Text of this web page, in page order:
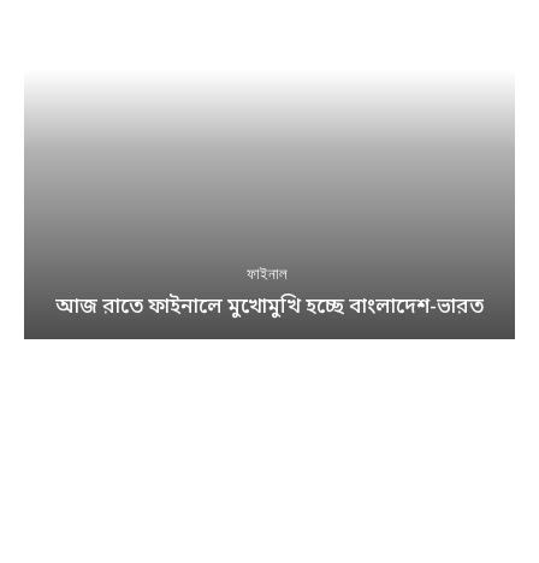
ফাইনাল
আজ রাতে ফাইনালে মুখোমুখি হচ্ছে বাংলাদেশ-ভারত